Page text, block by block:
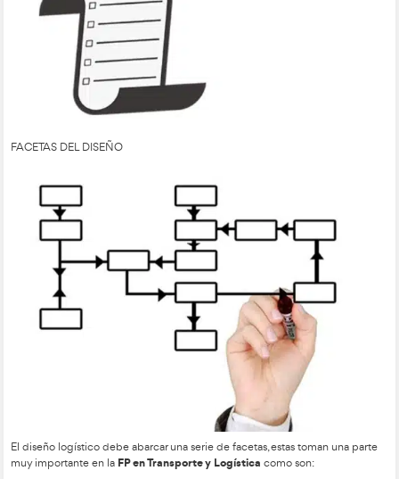
Por tanto, para unTécnico Superior en Transporte y
proyectar todos los aspectos relevantes para una
como el plan de negocios, el plan operativo, el plan
plan de presupuestos y la formulación de estrategias.
PROCESOS Y PROCEDIMIENTOS
proceso
mientras que el
procedimientoson los pasos o
para llevar a cabo esa transformación. En otras palabras, el
general, y los procedimientos son las metodologías
ejecutarlo.
Antes de diseñar o rediseñar procesos logísticos, es
análisis exhaustivo basado en los manuales de procesos y
la empresa. Este análisis ayuda a identificar posibles fallos
tareas, recursos sobrantes o insuficientes, cuellos de botella
que puedan estar afectando la eficiencia. Una vez evaluada
procede a una nueva planificación de los procesos,
las necesidades internas (empleados, tecnología) como los
los usuarios externos (clientes, proveedores, outsourcing).